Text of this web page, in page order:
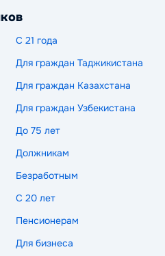
С 21 года
Для граждан Таджикистана
Для граждан Казахстана
Для граждан Узбекистана
До 75 лет
Должникам
Безработным
С 20 лет
Пенсионерам
Для бизнеса